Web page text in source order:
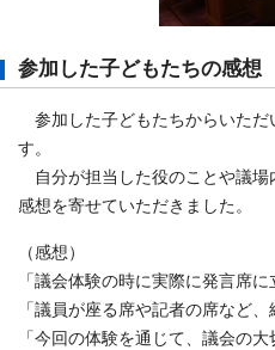
参加した子どもたちの感想
参加した子どもたちからいただ
す。
自分が担当した役のことや議場
感想を寄せていただきました。
（感想）
「議会体験の時に実際に発言席
「議員が座る席や記者の席など
「今回の体験を通じて、議会の